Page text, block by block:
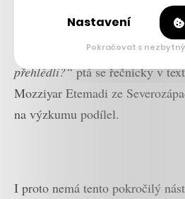
nástroje mýlí a někdy mají
této perspektivy se otevírá zcela
a studie. Proč to vlastně
přehlédli?“ptá se řečnicky v
Mozziyar Etemadi ze
na výzkumu podílel.
I proto nemá tento pokročilý
Nastavení
Pokračovat s